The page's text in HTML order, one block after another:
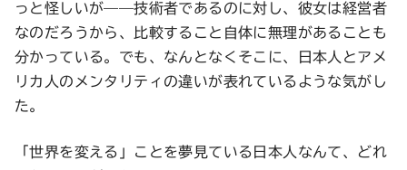
っと怪しいが——技術者であるのに対し、彼女は経営者
なのだろうから、比較すること自体に無理があることも
分かっている。でも、なんとなくそこに、日本人とアメ
リカ人のメンタリティの違いが表れているような気がし
た。
「世界を変える」ことを夢見ている日本人なんて、どれ